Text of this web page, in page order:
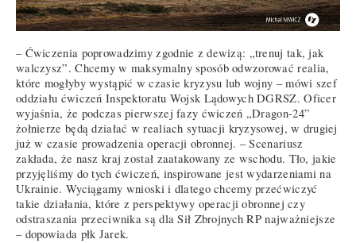
– Ćwiczenia poprowadzimy zgodnie z dewizą: „trenuj tak, jak
walczysz”. Chcemy w maksymalny sposób odwzorować realia,
które mogłyby wystąpić w czasie kryzysu lub wojny – mówi szef
oddziału ćwiczeń Inspektoratu Wojsk Lądowych DGRSZ. Oficer
wyjaśnia, że podczas pierwszej fazy ćwiczeń „Dragon-24”
żołnierze będą działać w realiach sytuacji kryzysowej, w drugiej
już w czasie prowadzenia operacji obronnej. – Scenariusz
zakłada, że nasz kraj został zaatakowany ze wschodu. Tło, jakie
przyjęliśmy do tych ćwiczeń, inspirowane jest wydarzeniami na
Ukrainie. Wyciągamy wnioski i dlatego chcemy przećwiczyć
takie działania, które z perspektywy operacji obronnej czy
odstraszania przeciwnika są dla Sił Zbrojnych RP najważniejsze
– dopowiada płk Jarek.